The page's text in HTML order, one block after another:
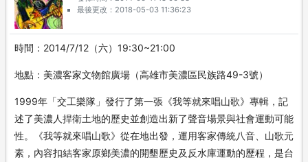
最後更改
2018-05-03 11:36:23
時間：2014/7/12（六）19:30~21:00
地點：美濃客家文物館廣場（高雄市美濃區民族路49-3號）
1999年「交工樂隊」發行了第一張《我等就來唱山歌》專輯，記
述了美濃人捍衛土地的歷史並創造出新了聲音場景與社會運動可能
性。《我等就來唱山歌》從在地出發，運用客家傳統八音、山歌元
素，內容扣結客家原鄉美濃的開墾歷史及反水庫運動的歷程，是台